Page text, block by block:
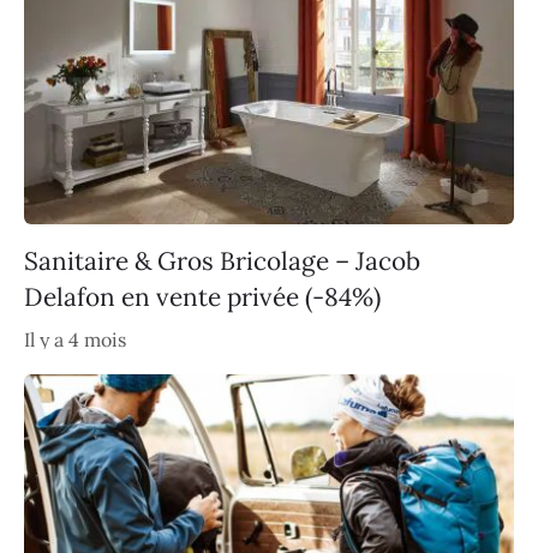
Sanitaire & Gros Bricolage – Jacob
Delafon en vente privée (-84%)
Il y a 4 mois